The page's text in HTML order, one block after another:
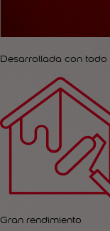
Desarrollada con
Gran rendimiento